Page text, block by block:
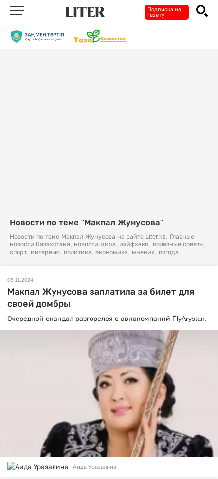
Подписка на
газету
Новости по теме "Макпал Жунусова"
Новости по теме Макпал Жунусова на сайте Liter.kz. Главные
новости Казахстана, новости мира, лайфхаки, полезные советы,
спорт, интервью, политика, экономика, мнения, погода.
06.11.2024
Макпал Жунусова заплатила за билет для
своей домбры
Очередной скандал разгорелся с авиакомпаний FlyArystan.
Аида Уразалина